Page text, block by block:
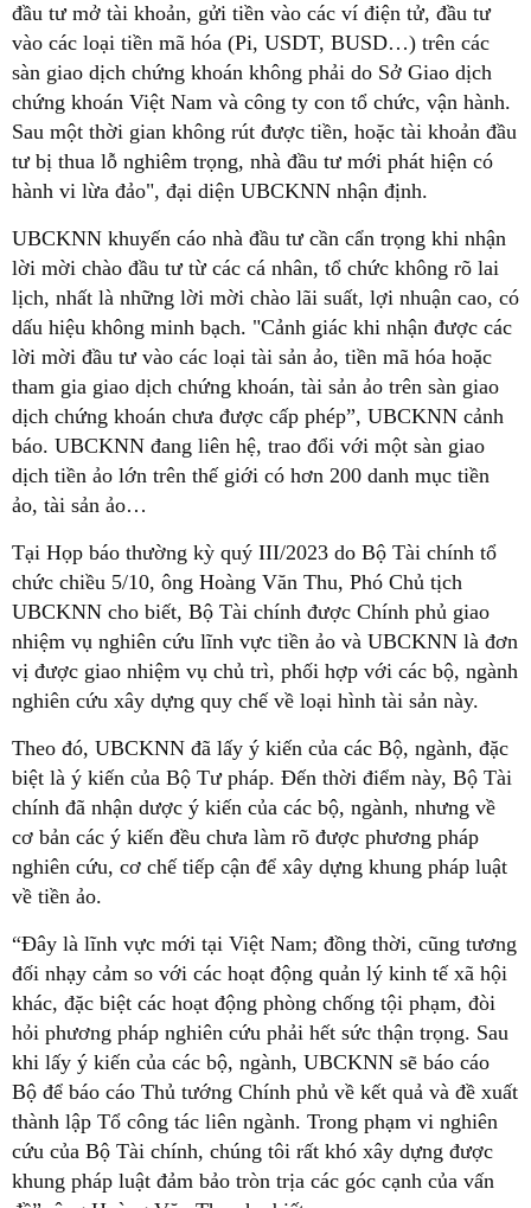
đầu tư mở tài khoản, gửi tiền vào các ví điện tử, đầu tư
vào các loại tiền mã hóa (Pi, USDT, BUSD…) trên các
sàn giao dịch chứng khoán không phải do Sở Giao dịch
chứng khoán Việt Nam và công ty con tổ chức, vận hành.
Sau một thời gian không rút được tiền, hoặc tài khoản đầu
tư bị thua lỗ nghiêm trọng, nhà đầu tư mới phát hiện có
hành vi lừa đảo", đại diện UBCKNN nhận định.
UBCKNN khuyến cáo nhà đầu tư cần cẩn trọng khi nhận
lời mời chào đầu tư từ các cá nhân, tổ chức không rõ lai
lịch, nhất là những lời mời chào lãi suất, lợi nhuận cao, có
dấu hiệu không minh bạch. "Cảnh giác khi nhận được các
lời mời đầu tư vào các loại tài sản ảo, tiền mã hóa hoặc
tham gia giao dịch chứng khoán, tài sản ảo trên sàn giao
dịch chứng khoán chưa được cấp phép”, UBCKNN cảnh
báo. UBCKNN đang liên hệ, trao đổi với một sàn giao
dịch tiền ảo lớn trên thế giới có hơn 200 danh mục tiền
ảo, tài sản ảo…
Tại Họp báo thường kỳ quý III/2023 do Bộ Tài chính tổ
chức chiều 5/10, ông Hoàng Văn Thu, Phó Chủ tịch
UBCKNN cho biết, Bộ Tài chính được Chính phủ giao
nhiệm vụ nghiên cứu lĩnh vực tiền ảo và UBCKNN là đơn
vị được giao nhiệm vụ chủ trì, phối hợp với các bộ, ngành
nghiên cứu xây dựng quy chế về loại hình tài sản này.
Theo đó, UBCKNN đã lấy ý kiến của các Bộ, ngành, đặc
biệt là ý kiến của Bộ Tư pháp. Đến thời điểm này, Bộ Tài
chính đã nhận dược ý kiến của các bộ, ngành, nhưng về
cơ bản các ý kiến đều chưa làm rõ được phương pháp
nghiên cứu, cơ chế tiếp cận để xây dựng khung pháp luật
về tiền ảo.
“Đây là lĩnh vực mới tại Việt Nam; đồng thời, cũng tương
đối nhạy cảm so với các hoạt động quản lý kinh tế xã hội
khác, đặc biệt các hoạt động phòng chống tội phạm, đòi
hỏi phương pháp nghiên cứu phải hết sức thận trọng. Sau
khi lấy ý kiến của các bộ, ngành, UBCKNN sẽ báo cáo
Bộ để báo cáo Thủ tướng Chính phủ về kết quả và đề xuất
thành lập Tổ công tác liên ngành. Trong phạm vi nghiên
cứu của Bộ Tài chính, chúng tôi rất khó xây dựng được
khung pháp luật đảm bảo tròn trịa các góc cạnh của vấn